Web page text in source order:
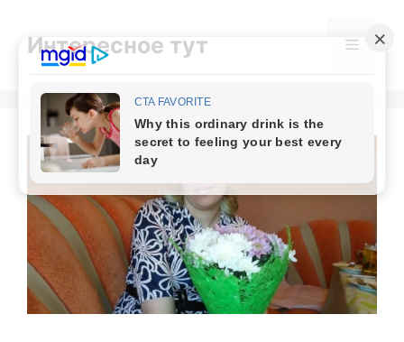
contentИнтересное тут Menu